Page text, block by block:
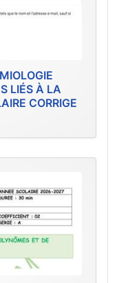
LIÉS À LA
CORRIGE